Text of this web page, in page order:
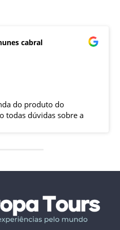
cabral
do produto do
todas dúvidas sobre a
A associação dessa
da viagem que foi, lá, em
e com guia Turco, Sr
impecável e foi
foram
os trajetos em ônibus
com segurança